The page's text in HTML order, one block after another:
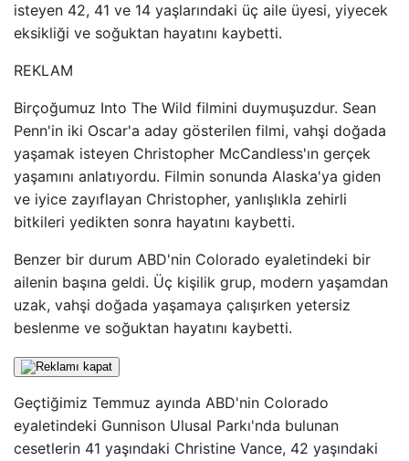
isteyen 42, 41 ve 14 yaşlarındaki üç aile üyesi, yiyecek
eksikliği ve soğuktan hayatını kaybetti.
REKLAM
Birçoğumuz Into The Wild filmini duymuşuzdur. Sean
Penn'in iki Oscar'a aday gösterilen filmi, vahşi doğada
yaşamak isteyen Christopher McCandless'ın gerçek
yaşamını anlatıyordu. Filmin sonunda Alaska'ya giden
ve iyice zayıflayan Christopher, yanlışlıkla zehirli
bitkileri yedikten sonra hayatını kaybetti.
Benzer bir durum ABD'nin Colorado eyaletindeki bir
ailenin başına geldi. Üç kişilik grup, modern yaşamdan
uzak, vahşi doğada yaşamaya çalışırken yetersiz
beslenme ve soğuktan hayatını kaybetti.
Geçtiğimiz Temmuz ayında ABD'nin Colorado
eyaletindeki Gunnison Ulusal Parkı'nda bulunan
cesetlerin 41 yaşındaki Christine Vance, 42 yaşındaki